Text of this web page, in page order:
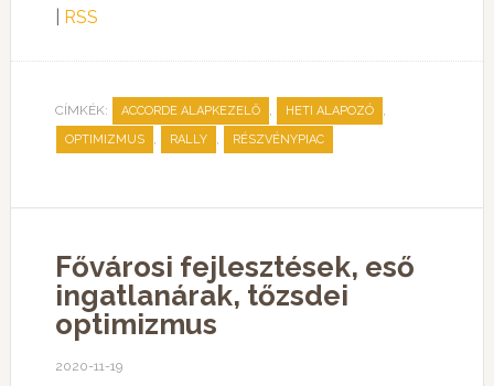
RSS
CÍMKÉK: ACCORDE ALAPKEZELŐ , HETI ALAPOZÓ ,
OPTIMIZMUS , RALLY , RÉSZVÉNYPIAC
Fővárosi fejlesztések, eső
ingatlanárak, tőzsdei
optimizmus
2020-11-19